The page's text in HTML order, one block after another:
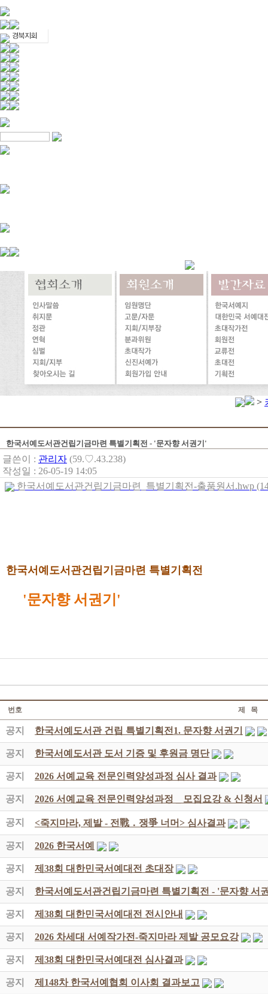
>
한국서예도서관건립기금마련 특별기획전 - '문자향 서권기'
글쓴이 : 관리자 (59.♡.43.238)
작성일 : 26-05-19 14:05
한국서예도서관건립기금마련_특별기획전-출품원서.hwp
한국서예도서관건립기금마련 특별기획전
'문자향 서권기'
번호 제 목
공지 한국서예도서관 건립 특별기획전1. 문자향 서권기
공지 한국서예도서관 도서 기증 및 후원금 명단
공지 2026 서예교육 전문인력양성과정 심사 결과
공지 2026 서예교육 전문인력양성과정 _ 모집요강 & 신청서
공지 <죽지마라, 제발 - 전戰 ․ 쟁爭 너머> 심사결과
공지 2026 한국서예
공지 제38회 대한민국서예대전 초대장
공지 한국서예도서관건립기금마련 특별기획전 - '문자향 서
공지 제38회 대한민국서예대전 전시안내
공지 2026 차세대 서예작가전-죽지마라 제발 공모요강
공지 제38회 대한민국서예대전 심사결과
공지 제148차 한국서예협회 이사회 결과보고